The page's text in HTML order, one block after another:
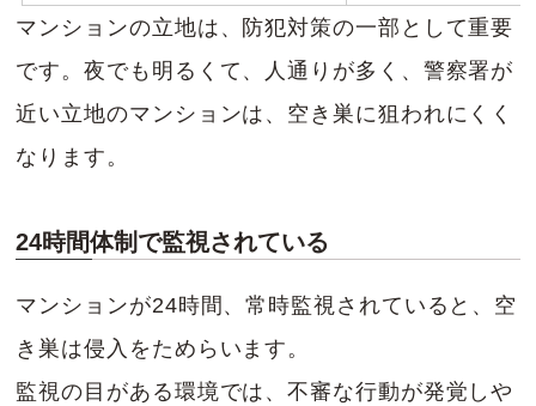
マンションの立地は、防犯対策の一部として重要
です。夜でも明るくて、人通りが多く、警察署が
近い立地のマンションは、空き巣に狙われにくく
なります。
24時間体制で監視されている
マンションが24時間、常時監視されていると、空
き巣は侵入をためらいます。
監視の目がある環境では、不審な行動が発覚しや